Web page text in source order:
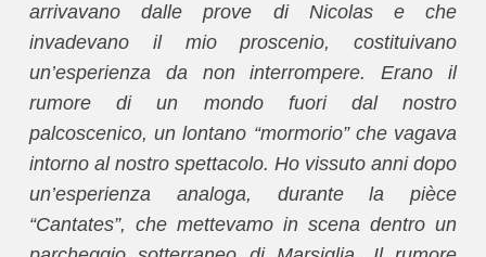
arrivavano dalle prove di Nicolas e che
invadevano il mio proscenio, costituivano
un’esperienza da non interrompere. Erano il
rumore di un mondo fuori dal nostro
palcoscenico, un lontano “mormorio” che vagava
intorno al nostro spettacolo. Ho vissuto anni dopo
un’esperienza analoga, durante la pièce
“Cantates”, che mettevamo in scena dentro un